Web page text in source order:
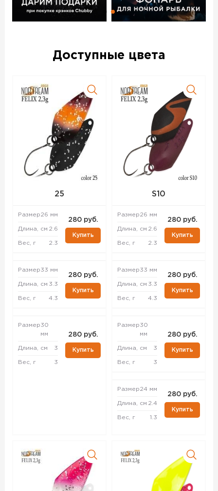
Доступные цвета
25
Размер26 мм
Длина, см 2.6
Вес, г 2.3
280 руб.
Купить
Размер33 мм
Длина, см 3.3
Вес, г 4.3
280 руб.
Купить
Размер30
мм
Длина, см 3
Вес, г 3
280 руб.
Купить
S10
Размер26 мм
Длина, см 2.6
Вес, г 2.3
280 руб.
Купить
Размер33 мм
Длина, см 3.3
Вес, г 4.3
280 руб.
Купить
Размер30
мм
Длина, см 3
Вес, г 3
280 руб.
Купить
Размер24 мм
Длина, см 2.4
Вес, г 1.3
280 руб.
Купить